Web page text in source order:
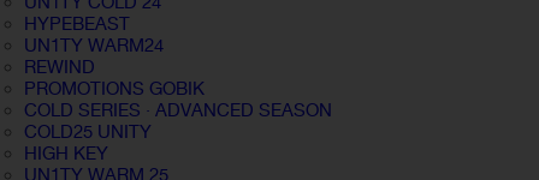
HYPEBEAST
UN1TY WARM24
REWIND
PROMOTIONS GOBIK
COLD SERIES · ADVANCED SEASON
COLD25 UNITY
HIGH KEY
UN1TY WARM 25